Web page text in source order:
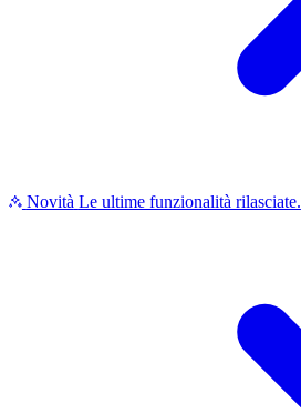
Novità Le ultime funzionalità rilasciate.